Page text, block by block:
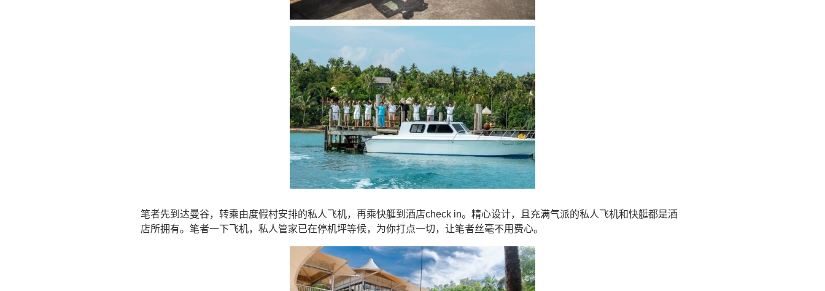
笔者先到达曼谷，转乘由度假村安排的私人飞机，再乘快艇到酒店check in。精心设计，且充满气派的私人飞机和快艇都是酒
店所拥有。笔者一下飞机，私人管家已在停机坪等候，为你打点一切，让笔者丝毫不用费心。